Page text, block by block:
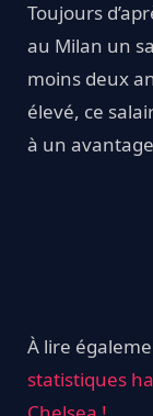
Toujours
au Milan un
moins deux
élevé, ce
à un
À lire
statistiques